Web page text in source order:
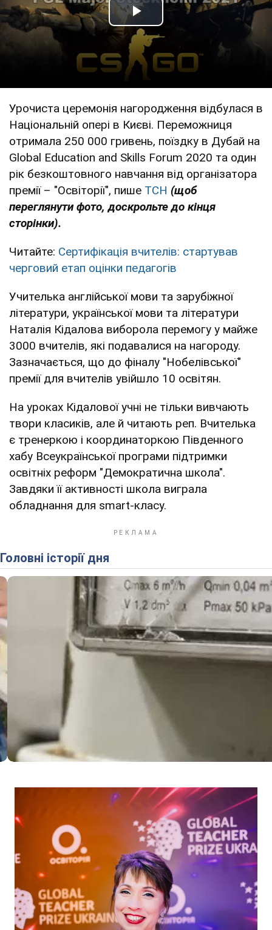
Play Video
Урочиста церемонія нагородження відбулася в
Національній опері в Києві. Переможниця
отримала 250 000 гривень, поїздку в Дубай на
Global Education and Skills Forum 2020 та один
рік безкоштовного навчання від організатора
премії – "Освіторії", пише ТСН (щоб
переглянути фото, доскрольте до кінця
сторінки).
Читайте: Сертифікація вчителів: стартував
черговий етап оцінки педагогів
Учителька англійської мови та зарубіжної
літератури, української мови та літератури
Наталія Кідалова виборола перемогу у майже
3000 вчителів, які подавалися на нагороду.
Зазначається, що до фіналу "Нобелівської"
премії для вчителів увійшло 10 освітян.
На уроках Кідалової учні не тільки вивчають
твори класиків, але й читають реп. Вчителька
є тренеркою і координаторкою Південного
хабу Всеукраїнської програми підтримки
освітніх реформ "Демократична школа".
Завдяки її активності школа виграла
обладнання для smart-класу.
Головні історії дня